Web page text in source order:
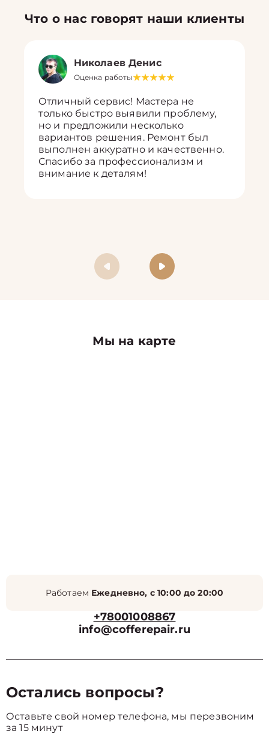
Что о нас говорят наши клиенты
Николаев Денис
Оценка работы
Отличный сервис! Мастера не
только быстро выявили проблему,
но и предложили несколько
вариантов решения. Ремонт был
выполнен аккуратно и качественно.
Спасибо за профессионализм и
внимание к деталям!
Мы на карте
Работаем Ежедневно, с 10:00 до 20:00
+78001008867
info@cofferepair.ru
Остались вопросы?
Оставьте свой номер телефона, мы перезвоним
за 15 минут